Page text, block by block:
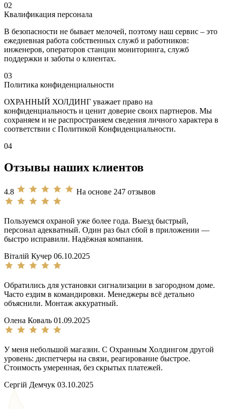
02
Квалификация персонала
В безопасности не бывает мелочей, поэтому наш сервис – это
ежедневная работа собственных служб и работников:
инженеров, операторов станции мониторинга, служб
поддержки и заботы о клиентах.
03
Политика конфиденциальности
ОХРАННЫЙ ХОЛДИНГ уважает право на
конфиденциальность и ценит доверие своих партнеров. Мы
сохраняем и не распространяем сведения личного характера в
соответствии с Политикой Конфиденциальности.
04
Отзывы наших клиентов
4.8 На основе 247 отзывов
Пользуемся охраной уже более года. Выезд быстрый,
персонал адекватный. Один раз был сбой в приложении —
быстро исправили. Надёжная компания.
Віталій Кучер 06.10.2025
Обратились для установки сигнализации в загородном доме.
Часто ездим в командировки. Менеджеры всё детально
объяснили. Монтаж аккуратный.
Олена Коваль 01.09.2025
У меня небольшой магазин. С Охранным Холдингом другой
уровень: диспетчеры на связи, реагирование быстрое.
Стоимость умеренная, без скрытых платежей.
Сергій Демчук 03.10.2025